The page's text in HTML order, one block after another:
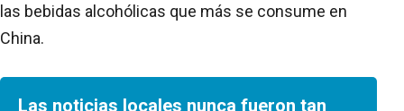
las bebidas alcohólicas que más se consume en
China.
Las noticias locales nunca fueron tan